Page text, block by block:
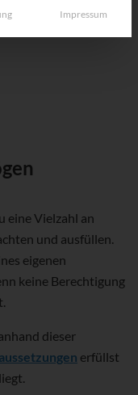
eine Vielzahl an
und ausfüllen.
eigenen
keine Berechtigung
dieser
erfüllst
Impressum